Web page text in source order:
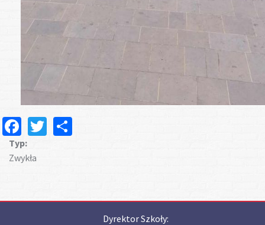
Facebook
Twitter
Typ:
Zwykła
Dyrektor Szkoły: